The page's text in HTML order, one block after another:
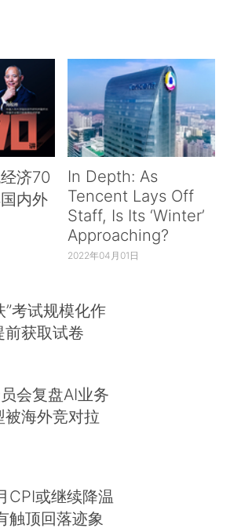
济70
内外
In Depth: As
Tencent Lays Off
Staff, Is Its ‘Winter’
Approaching?
2022年04月01日
”考试规模化作
获取试卷
会复盘AI业务
海外竞对拉
CPI或继续降温
触顶回落迹象